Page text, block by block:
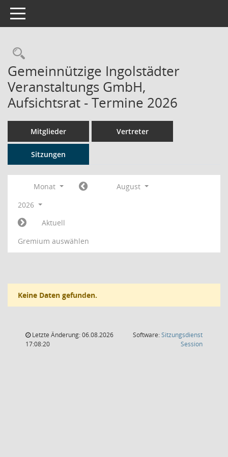
Toggle navigation
Rechercheauswahl
Gemeinnützige Ingolstädter
Veranstaltungs GmbH,
Aufsichtsrat - Termine 2026
Mitglieder Vertreter
Sitzungen
Monat
August
2026
Aktuell
Gremium auswählen
Keine Daten gefunden.
Letzte Änderung: 06.08.2026
17:08:20
Software:Sitzungsdienst
Session(Wird in